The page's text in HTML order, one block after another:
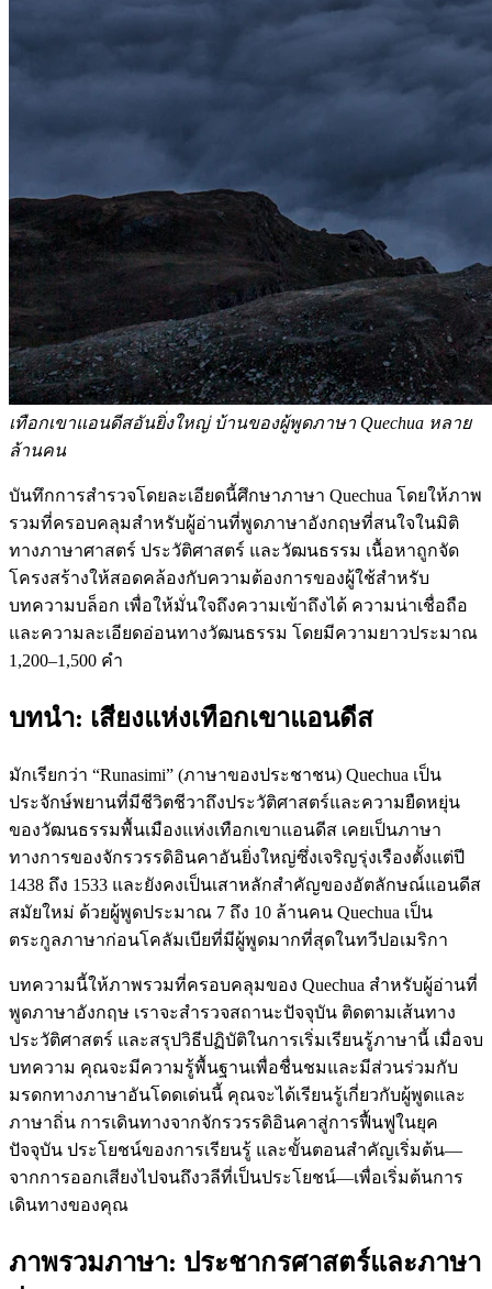
เทือกเขาแอนดีสอันยิ่งใหญ่ บ้านของผู้พูดภาษา Quechua หลาย
ล้านคน
บันทึกการสำรวจโดยละเอียดนี้ศึกษาภาษา Quechua โดยให้ภาพ
รวมที่ครอบคลุมสำหรับผู้อ่านที่พูดภาษาอังกฤษที่สนใจในมิติ
ทางภาษาศาสตร์ ประวัติศาสตร์ และวัฒนธรรม เนื้อหาถูกจัด
โครงสร้างให้สอดคล้องกับความต้องการของผู้ใช้สำหรับ
บทความบล็อก เพื่อให้มั่นใจถึงความเข้าถึงได้ ความน่าเชื่อถือ
และความละเอียดอ่อนทางวัฒนธรรม โดยมีความยาวประมาณ
1,200–1,500 คำ
บทนำ: เสียงแห่งเทือกเขาแอนดีส
มักเรียกว่า “Runasimi” (ภาษาของประชาชน) Quechua เป็น
ประจักษ์พยานที่มีชีวิตชีวาถึงประวัติศาสตร์และความยืดหยุ่น
ของวัฒนธรรมพื้นเมืองแห่งเทือกเขาแอนดีส เคยเป็นภาษา
ทางการของจักรวรรดิอินคาอันยิ่งใหญ่ซึ่งเจริญรุ่งเรืองตั้งแต่ปี
1438 ถึง 1533 และยังคงเป็นเสาหลักสำคัญของอัตลักษณ์แอนดีส
สมัยใหม่ ด้วยผู้พูดประมาณ 7 ถึง 10 ล้านคน Quechua เป็น
ตระกูลภาษาก่อนโคลัมเบียที่มีผู้พูดมากที่สุดในทวีปอเมริกา
บทความนี้ให้ภาพรวมที่ครอบคลุมของ Quechua สำหรับผู้อ่านที่
พูดภาษาอังกฤษ เราจะสำรวจสถานะปัจจุบัน ติดตามเส้นทาง
ประวัติศาสตร์ และสรุปวิธีปฏิบัติในการเริ่มเรียนรู้ภาษานี้ เมื่อจบ
บทความ คุณจะมีความรู้พื้นฐานเพื่อชื่นชมและมีส่วนร่วมกับ
มรดกทางภาษาอันโดดเด่นนี้ คุณจะได้เรียนรู้เกี่ยวกับผู้พูดและ
ภาษาถิ่น การเดินทางจากจักรวรรดิอินคาสู่การฟื้นฟูในยุค
ปัจจุบัน ประโยชน์ของการเรียนรู้ และขั้นตอนสำคัญเริ่มต้น—
จากการออกเสียงไปจนถึงวลีที่เป็นประโยชน์—เพื่อเริ่มต้นการ
เดินทางของคุณ
ภาพรวมภาษา: ประชากรศาสตร์และภาษา